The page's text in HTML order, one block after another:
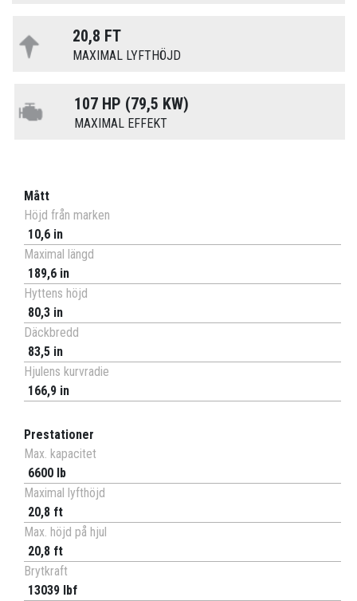
20,8 FT
MAXIMAL LYFTHÖJD
107 HP (79,5 KW)
MAXIMAL EFFEKT
Mått
Höjd från marken
10,6 in
Maximal längd
189,6 in
Hyttens höjd
80,3 in
Däckbredd
83,5 in
Hjulens kurvradie
166,9 in
Prestationer
Max. kapacitet
6600 lb
Maximal lyfthöjd
20,8 ft
Max. höjd på hjul
20,8 ft
Brytkraft
13039 lbf